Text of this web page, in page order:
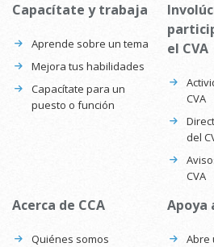
Capacítate y trabaja
Aprende sobre un tema
Mejora tus habilidades
Capacítate para un
puesto o función
el CVA
CVA
del
CVA
Acerca de CCA
Quiénes somos
Apoya
Abre